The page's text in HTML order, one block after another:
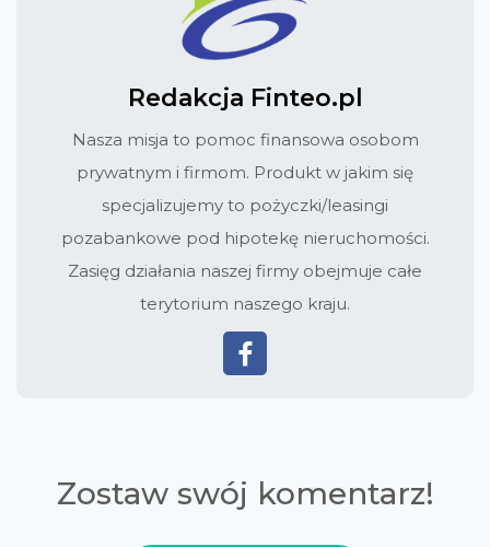
Redakcja Finteo.pl
Nasza misja to pomoc finansowa osobom
prywatnym i firmom. Produkt w jakim się
specjalizujemy to pożyczki/leasingi
pozabankowe pod hipotekę nieruchomości.
Zasięg działania naszej firmy obejmuje całe
terytorium naszego kraju.
Zostaw swój komentarz!